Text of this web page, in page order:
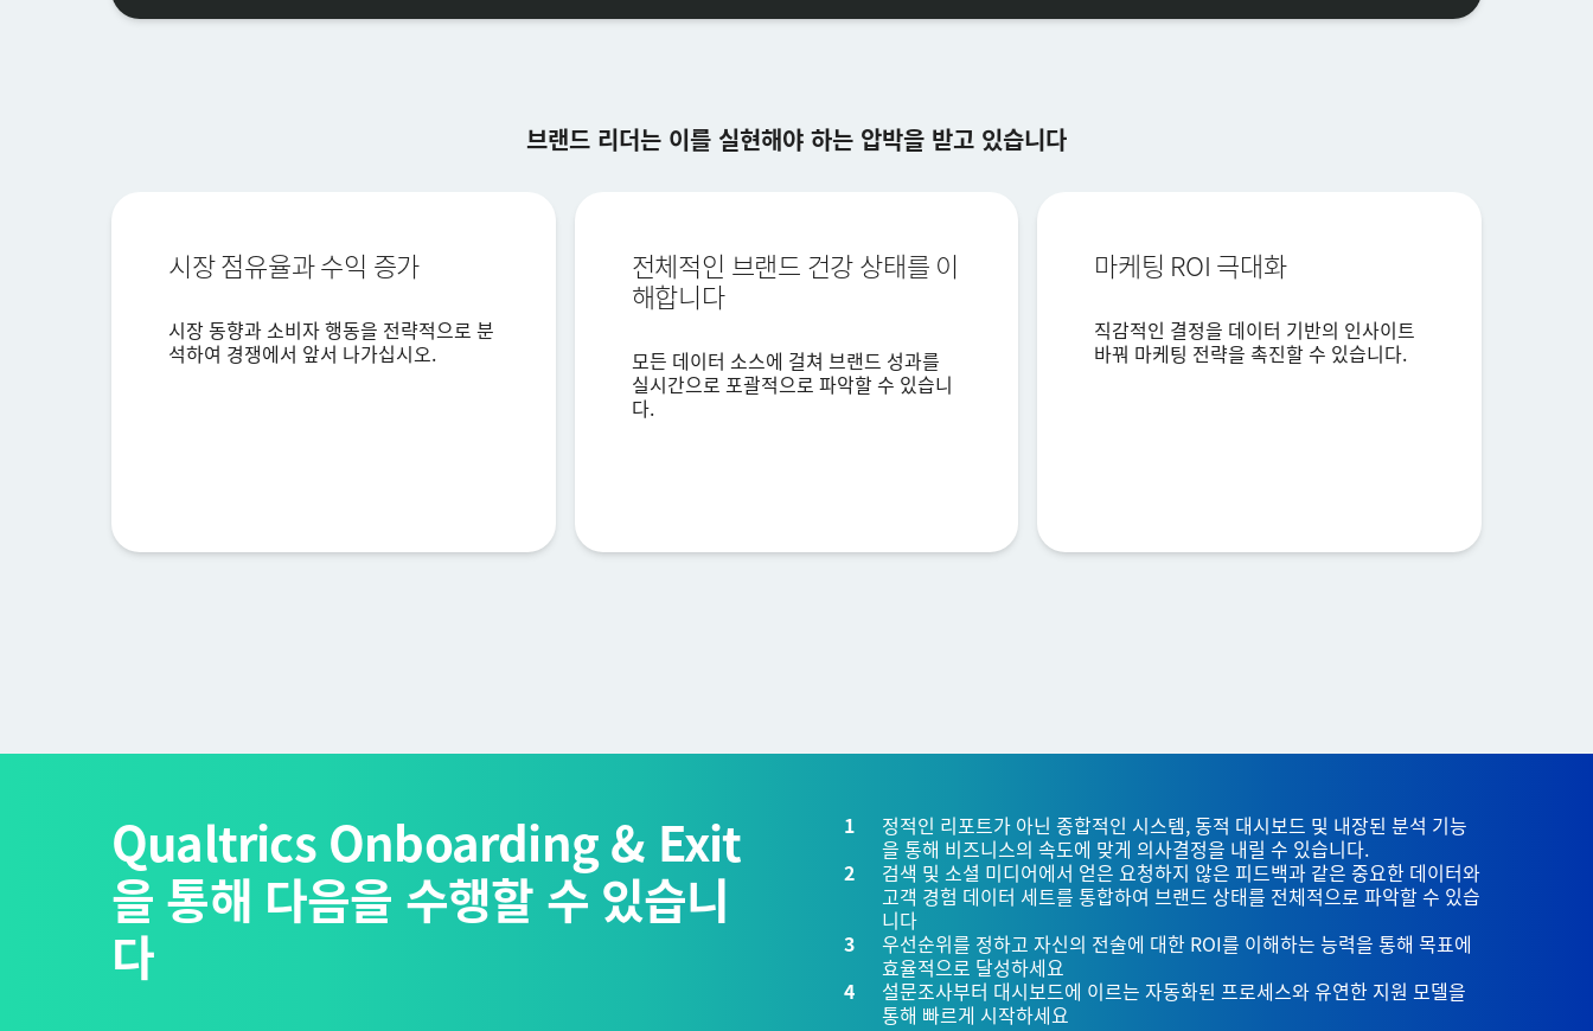
데모 요청
이름 (First name)*
본 정보를 제공함으로써, 당사개인정보 정책에 따라 귀하의 개인정보를 처리하는 것에 동의
×
브랜드 리더는 이를 실현해야 하는 압박을 받고 있습니다
시장 점유율과 수익 증가
시장 동향과 소비자 행동을 전략적으로 분
석하여 경쟁에서 앞서 나가십시오.
전체적인 브랜드 건강 상태를 이
해합니다
모든 데이터 소스에 걸쳐 브랜드 성과를
실시간으로 포괄적으로 파악할 수 있습니
다.
마케팅 ROI 극대화
직감적인 결정을 데이터 기반의 인사이트
바꿔 마케팅 전략을 촉진할 수 있습니다.
Qualtrics Onboarding & Exit
을 통해 다음을 수행할 수 있습니
다
정적인 리포트가 아닌 종합적인 시스템, 동적 대시보드 및 내장된 분석 기능
을 통해 비즈니스의 속도에 맞게 의사결정을 내릴 수 있습니다.
검색 및 소셜 미디어에서 얻은 요청하지 않은 피드백과 같은 중요한 데이터와
고객 경험 데이터 세트를 통합하여 브랜드 상태를 전체적으로 파악할 수 있습
니다
우선순위를 정하고 자신의 전술에 대한 ROI를 이해하는 능력을 통해 목표에
효율적으로 달성하세요
설문조사부터 대시보드에 이르는 자동화된 프로세스와 유연한 지원 모델을
통해 빠르게 시작하세요